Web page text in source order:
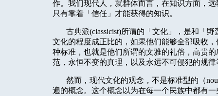
作。我们现代人，就群体而言，在知识方面，
只有靠着「信任」才能获得的知识。
古典派(classicist)所谓的「文化」，是和「
文化的程度成正比的，如果他们能够全部吸收
种标准，也就是他们所谓的文雅的礼俗，高贵
范，永恒不变的真理，以及永远不可侵犯的规律
然而，现代文化的观念，不是标准型的（
遍的概念。这个概念以为在每一个民族中都有